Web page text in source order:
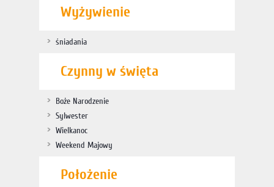
Wyżywienie
śniadania
Czynny w święta
Boże Narodzenie
Sylwester
Wielkanoc
Weekend Majowy
Położenie